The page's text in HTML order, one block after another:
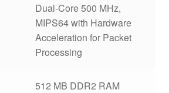
Dual-Core 500 MHz,
MIPS64 with Hardware
Acceleration for Packet
Processing
512 MB DDR2 RAM